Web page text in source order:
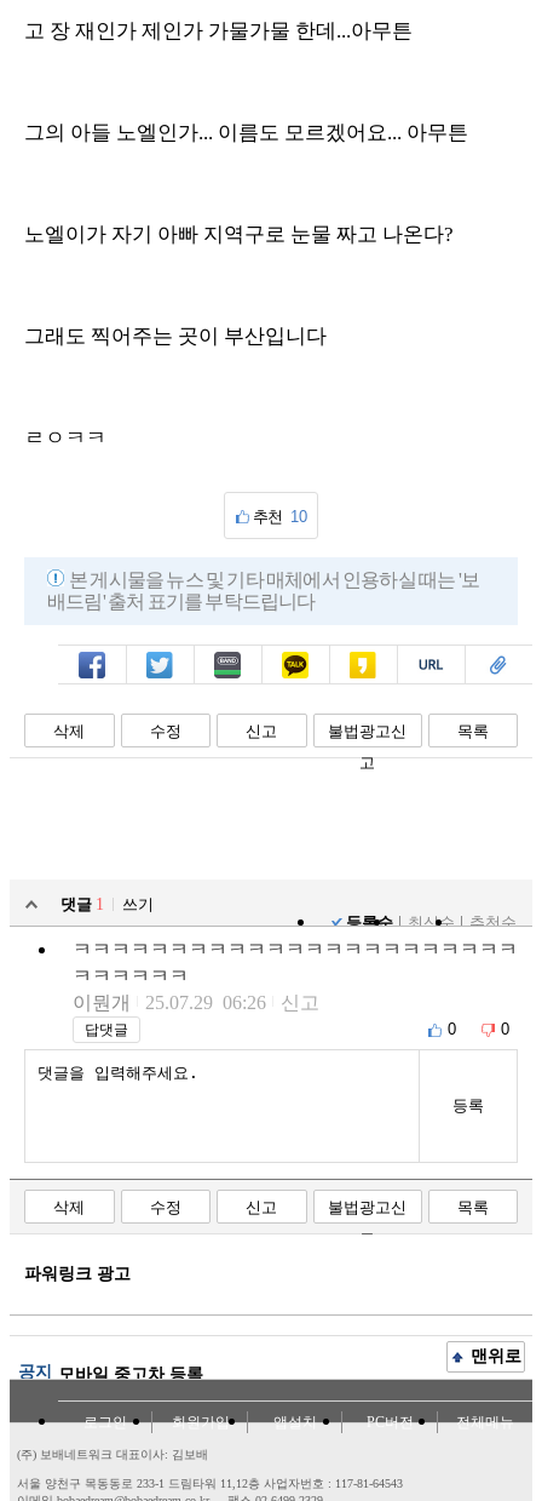
고 장 재인가 제인가 가물가물 한데...아무튼
그의 아들 노엘인가... 이름도 모르겠어요... 아무튼
노엘이가 자기 아빠 지역구로 눈물 짜고 나온다?
그래도 찍어주는 곳이 부산입니다
ㄹㅇㅋㅋ
추천 10
본 게시물을 뉴스 및 기타 매체에서 인용하실 때는 '보
배드림' 출처 표기를 부탁드립니다
페북 트윗 밴드 카톡 카스 복사 스크랩
삭제 수정 신고
불법광고신
고
목록
댓글 1
쓰기
등록순
최신순 추천순
ㅋㅋㅋㅋㅋㅋㅋㅋㅋㅋㅋㅋㅋㅋㅋㅋㅋㅋㅋㅋㅋㅋㅋ
ㅋㅋㅋㅋㅋㅋ
이뭔개
25.07.29 06:26 신고
답댓글 0 0
등록
삭제 수정 신고
불법광고신
고
목록
파워링크 광고
공지 모바일 중고차 등록
맨위로
로그인 회원가입 앱설치 PC버전 전체메뉴
(주) 보배네트워크 대표이사: 김보배
서울 양천구 목동동로 233-1 드림타워 11,12층 사업자번호 : 117-81-64543